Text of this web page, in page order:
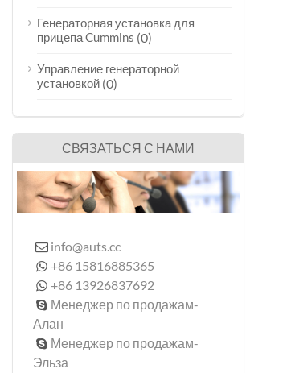
Генераторная установка для
прицепа Cummins (0)
Управление генераторной
установкой (0)
СВЯЗАТЬСЯ С НАМИ
 info@auts.cc
 +86 15816885365
 +86 13926837692
 Менеджер по продажам-
Алан
 Менеджер по продажам-
Эльза